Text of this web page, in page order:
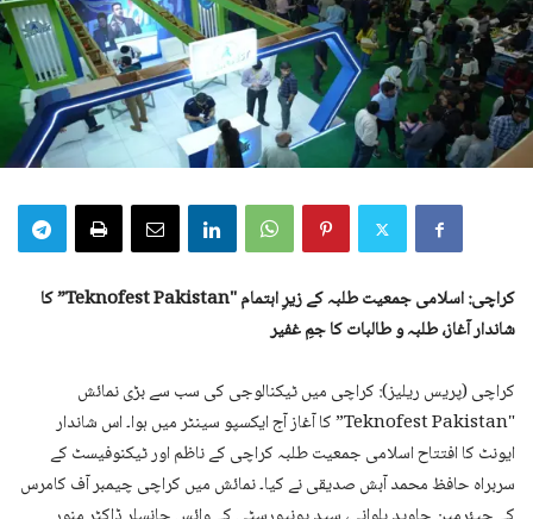
کراچی: اسلامی جمعیت طلبہ کے زیرِ اہتمام "Teknofest Pakistan” کا
شاندار آغاز، طلبہ و طالبات کا جمِ غفیر
کراچی (پریس ریلیز): کراچی میں ٹیکنالوجی کی سب سے بڑی نمائش
"Teknofest Pakistan” کا آغاز آج ایکسپو سینٹر میں ہوا۔ اس شاندار
ایونٹ کا افتتاح اسلامی جمعیت طلبہ کراچی کے ناظم اور ٹیکنوفیسٹ کے
سربراہ حافظ محمد آبش صدیقی نے کیا۔ نمائش میں کراچی چیمبر آف کامرس